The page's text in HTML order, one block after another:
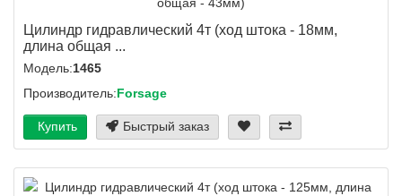
Цилиндр гидравлический 4т (ход штока - 18мм,
длина общая ...
Модель:1465
Производитель:Forsage
Купить Быстрый заказ